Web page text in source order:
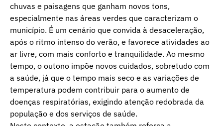
chuvas e paisagens que ganham novos tons,
especialmente nas áreas verdes que caracterizam o
município. É um cenário que convida à desaceleração,
após o ritmo intenso do verão, e favorece atividades ao
ar livre, com mais conforto e tranquilidade. Ao mesmo
tempo, o outono impõe novos cuidados, sobretudo com
a saúde, já que o tempo mais seco e as variações de
temperatura podem contribuir para o aumento de
doenças respiratórias, exigindo atenção redobrada da
população e dos serviços de saúde.